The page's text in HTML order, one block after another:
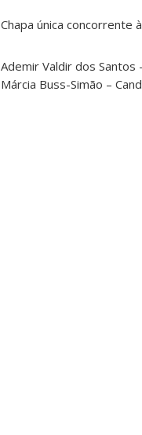
Chapa única concorrente
Ademir Valdir dos Santos
Márcia Buss-Simão –